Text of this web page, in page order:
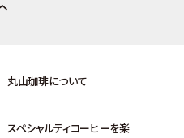
丸山珈琲について
スペシャルティコーヒーを楽